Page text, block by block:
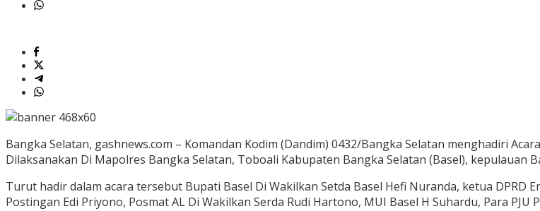
Bangka Selatan, gashnews.com – Komandan Kodim (Dandim) 0432/Bangka Selatan menghadiri
Dilaksanakan Di Mapolres Bangka Selatan, Toboali Kabupaten Bangka Selatan (Basel), kepulauan
Turut hadir dalam acara tersebut Bupati Basel Di Wakilkan Setda Basel Hefi Nuranda, ketua DPRD
Postingan Edi Priyono, Posmat AL Di Wakilkan Serda Rudi Hartono, MUI Basel H Suhardu, Para